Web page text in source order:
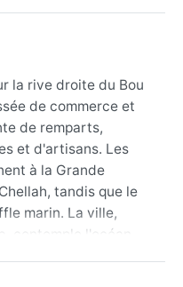
la rive droite du Bou
de commerce et
de remparts,
et d'artisans. Les
à la Grande
tandis que le
marin. La ville,
contemple l'océan